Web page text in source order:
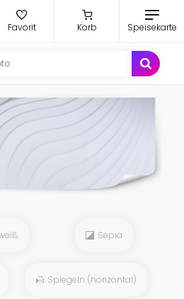
Favorit Korb Speisekarte
Sepia
Spiegeln (horizontal)